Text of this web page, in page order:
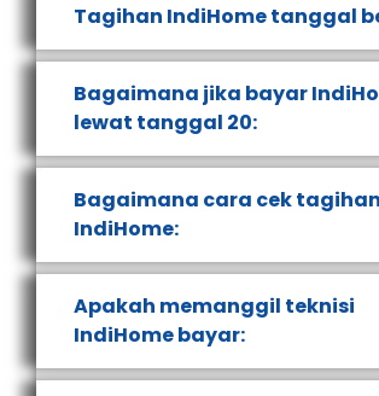
Tagihan IndiHome tanggal
Bagaimana jika bayar
lewat tanggal 20:
Bagaimana cara cek tagihan
IndiHome:
Apakah memanggil teknisi
IndiHome bayar: